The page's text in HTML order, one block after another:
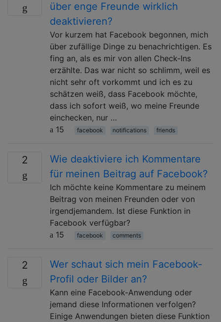
über enge Freunde wirklich
deaktivieren?
Vor kurzem hat Facebook begonnen, mich
über zufällige Dinge zu benachrichtigen. Es
fing an, als es mir von allen Check-Ins
erzählte. Das war nicht so schlimm, weil es
nicht sehr oft vorkommt und ich es zu
schätzen weiß, dass Facebook möchte,
dass ich sofort weiß, wo meine Freunde
einchecken, nur …
15
facebook notifications friends
2
Wie deaktiviere ich Kommentare
für meinen Beitrag auf Facebook?
Ich möchte keine Kommentare zu meinem
Beitrag von meinen Freunden oder von
irgendjemandem. Ist diese Funktion in
Facebook verfügbar?
15
facebook comments
2
Wer schaut sich mein Facebook-
Profil oder Bilder an?
Kann eine Facebook-Anwendung oder
jemand diese Informationen verfolgen?
Einige Anwendungen bieten diese Funktion